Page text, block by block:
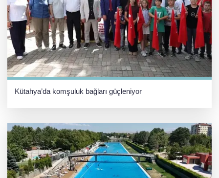
Kütahya’da komşuluk bağları güçleniyor